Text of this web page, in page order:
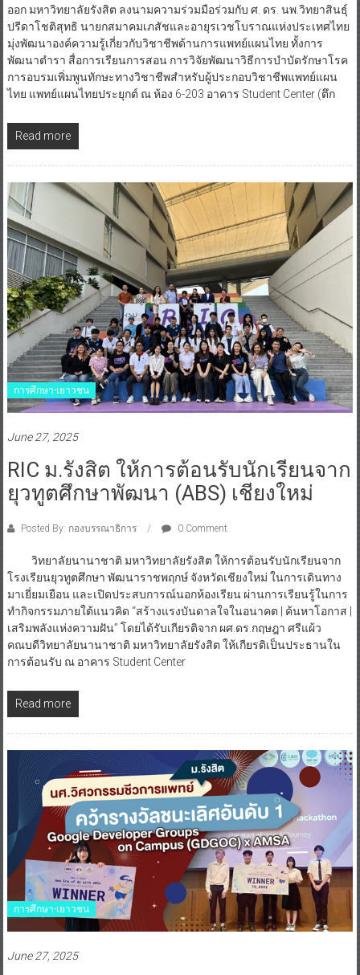
ออก มหาวิทยาลัยรังสิต ลงนามความร่วมมือร่วมกับ ศ. ดร. นพ.วิทยาสินธุ์
ปรีดาโชติสุทธิ นายกสมาคมเภสัชและอายุรเวชโบราณแห่งประเทศไทย
มุ่งพัฒนาองค์ความรู้เกี่ยวกับวิชาชีพด้านการแพทย์แผนไทย ทั้งการ
พัฒนาตำรา สื่อการเรียนการสอน การวิจัยพัฒนาวิธีการบำบัดรักษาโรค
การอบรมเพิ่มพูนทักษะทางวิชาชีพสำหรับผู้ประกอบวิชาชีพแพทย์แผน
ไทย แพทย์แผนไทยประยุกต์ ณ ห้อง 6-203 อาคาร Student Center (ตึก
Read more
การศึกษา-เยาวชน
June 27, 2025
RIC ม.รังสิต ให้การต้อนรับนักเรียนจาก
ยุวทูตศึกษาพัฒนา (ABS) เชียงใหม่
Posted By: กองบรรณาธิการ 0 Comment
วิทยาลัยนานาชาติ มหาวิทยาลัยรังสิต ให้การต้อนรับนักเรียนจาก
โรงเรียนยุวทูตศึกษา พัฒนาราชพฤกษ์ จังหวัดเชียงใหม่ ในการเดินทาง
มาเยี่ยมเยือน และเปิดประสบการณ์นอกห้องเรียน ผ่านการเรียนรู้ในการ
ทำกิจกรรมภายใต้แนวคิด “สร้างแรงบันดาลใจในอนาคต | ค้นหาโอกาส |
เสริมพลังแห่งความฝัน” โดยได้รับเกียรติจาก ผศ.ดร.กฤษฎา ศรีแผ้ว
คณบดีวิทยาลัยนานาชาติ มหาวิทยาลัยรังสิต ให้เกียรติเป็นประธานใน
การต้อนรับ ณ อาคาร Student Center
Read more
การศึกษา-เยาวชน
June 27, 2025